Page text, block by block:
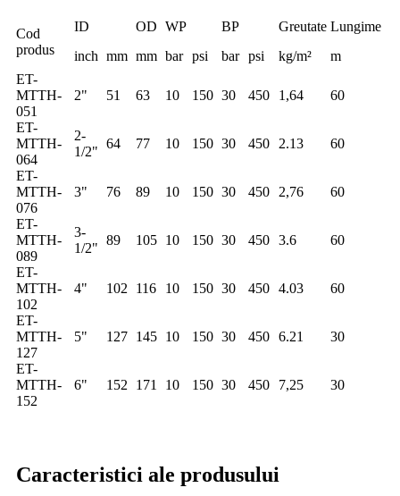
Cod
produs
ID OD WP BP Greutate Lungime
inch mm mm bar psi bar psi kg/m²
m
ET-
MTTH-
051
2" 51 63 10 150 30 450 1,64 60
ET-
MTTH-
064
2-
1/2"
64 77 10 150 30 450 2.13 60
ET-
MTTH-
076
3" 76 89 10 150 30 450 2,76 60
ET-
MTTH-
089
3-
1/2"
89 105 10 150 30 450 3.6 60
ET-
MTTH-
102
4" 102 116 10 150 30 450 4.03 60
ET-
MTTH-
127
5" 127 145 10 150 30 450 6.21 30
ET-
MTTH-
152
6" 152 171 10 150 30 450 7,25 30
Caracteristici ale produsului